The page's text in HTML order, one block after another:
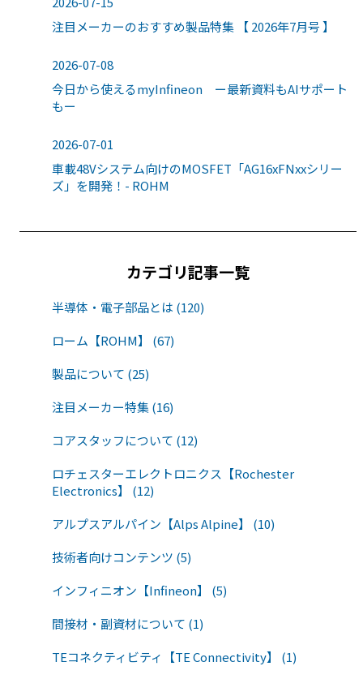
注目メーカーのおすすめ製品特集 【 2026年7月号 】
2026-07-08
今日から使えるmyInfineon ー最新資料もAIサポート
もー
2026-07-01
車載48Vシステム向けのMOSFET「AG16xFNxxシリー
ズ」を開発！- ROHM
カテゴリ記事一覧
半導体・電子部品とは (120)
ローム【ROHM】 (67)
製品について (25)
注目メーカー特集 (16)
コアスタッフについて (12)
ロチェスターエレクトロニクス【Rochester
Electronics】 (12)
アルプスアルパイン【Alps Alpine】 (10)
技術者向けコンテンツ (5)
インフィニオン【Infineon】 (5)
間接材・副資材について (1)
TEコネクティビティ【TE Connectivity】 (1)